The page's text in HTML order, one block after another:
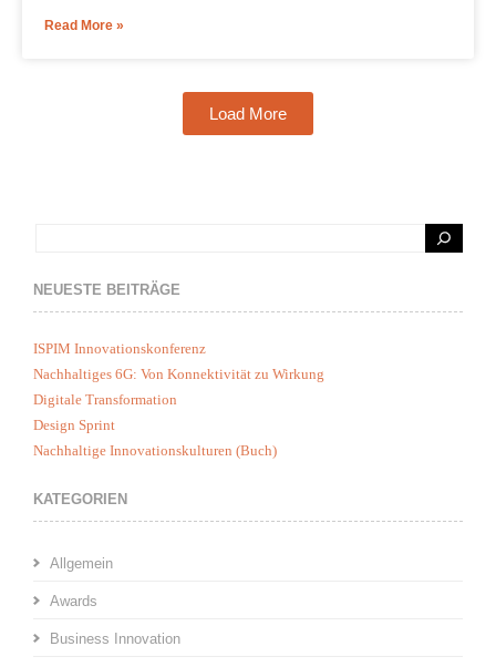
Read More »
Load More
NEUESTE BEITRÄGE
ISPIM Innovationskonferenz
Nachhaltiges 6G: Von Konnektivität zu Wirkung
Digitale Transformation
Design Sprint
Nachhaltige Innovationskulturen (Buch)
KATEGORIEN
Allgemein
Awards
Business Innovation